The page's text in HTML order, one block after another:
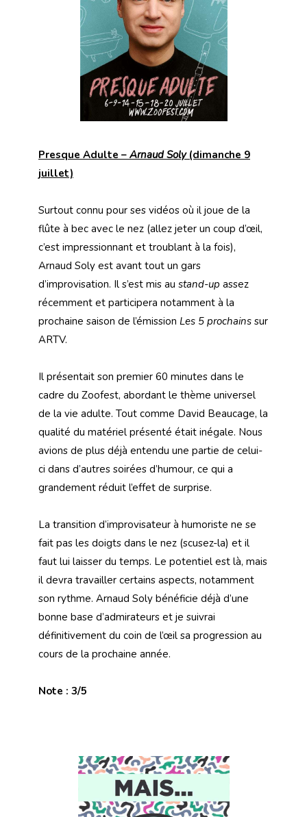
Presque Adulte – Arnaud Soly(dimanche 9
juillet)
Surtout connu pour ses vidéos où il joue de la
flûte à bec avec le nez (allez jeter un coup d’œil,
c’est impressionnant et troublant à la fois),
Arnaud Soly est avant tout un gars
d’improvisation. Il s’est mis au stand-up assez
récemment et participera notamment à la
prochaine saison de l’émission Les 5 prochains sur
ARTV.
Il présentait son premier 60 minutes dans le
cadre du Zoofest, abordant le thème universel
de la vie adulte. Tout comme David Beaucage, la
qualité du matériel présenté était inégale. Nous
avions de plus déjà entendu une partie de celui-
ci dans d’autres soirées d’humour, ce qui a
grandement réduit l’effet de surprise.
La transition d’improvisateur à humoriste ne se
fait pas les doigts dans le nez (scusez-la) et il
faut lui laisser du temps. Le potentiel est là, mais
il devra travailler certains aspects, notamment
son rythme. Arnaud Soly bénéficie déjà d’une
bonne base d’admirateurs et je suivrai
définitivement du coin de l’œil sa progression au
cours de la prochaine année.
Note : 3/5